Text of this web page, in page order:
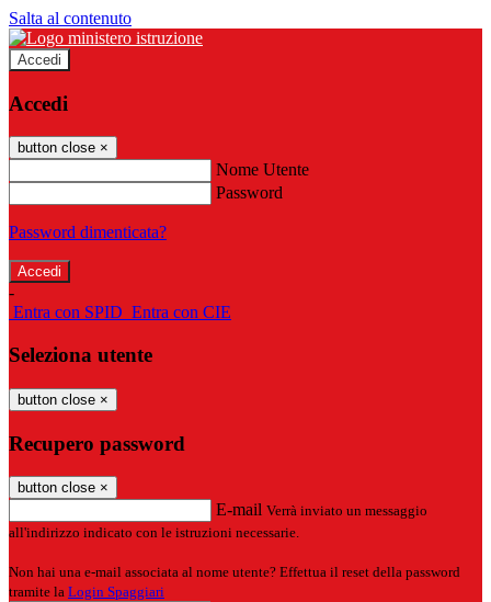
Salta al contenuto
Accedi
Accedi
button close ×
Nome Utente
Password
Password dimenticata?
-
Entra con SPID Entra con CIE
Seleziona utente
button close ×
Recupero password
button close ×
E-mail Verrà inviato un messaggio
all'indirizzo indicato con le istruzioni necessarie.
Non hai una e-mail associata al nome utente? Effettua il reset della password
tramite la Login Spaggiari